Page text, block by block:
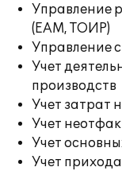
Управление
(EAM, ТОИР)
Управление
Учет
производств
Учет затрат
Учет
Учет
Учет